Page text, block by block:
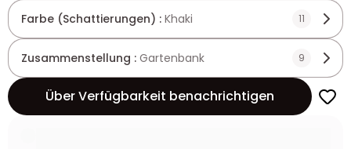
Farbe (Schattierungen) : Khaki 11
Zusammenstellung : Gartenbank 9
Über Verfügbarkeit benachrichtigen